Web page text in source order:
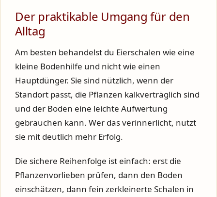
Der praktikable Umgang für den
Alltag
Am besten behandelst du Eierschalen wie eine
kleine Bodenhilfe und nicht wie einen
Hauptdünger. Sie sind nützlich, wenn der
Standort passt, die Pflanzen kalkverträglich sind
und der Boden eine leichte Aufwertung
gebrauchen kann. Wer das verinnerlicht, nutzt
sie mit deutlich mehr Erfolg.
Die sichere Reihenfolge ist einfach: erst die
Pflanzenvorlieben prüfen, dann den Boden
einschätzen, dann fein zerkleinerte Schalen in